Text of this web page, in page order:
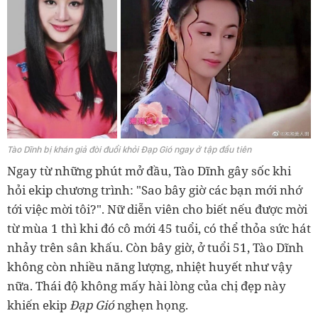
Tào Dĩnh bị khán giả đòi đuổi khỏi Đạp Gió ngay ở tập đầu tiên
Ngay từ những phút mở đầu, Tào Dĩnh gây sốc khi
hỏi ekip chương trình: "Sao bây giờ các bạn mới nhớ
tới việc mời tôi?". Nữ diễn viên cho biết nếu được mời
từ mùa 1 thì khi đó cô mới 45 tuổi, có thể thỏa sức hát
nhảy trên sân khấu. Còn bây giờ, ở tuổi 51, Tào Dĩnh
không còn nhiều năng lượng, nhiệt huyết như vậy
nữa. Thái độ không mấy hài lòng của chị đẹp này
khiến ekipĐạp Giónghẹn họng.